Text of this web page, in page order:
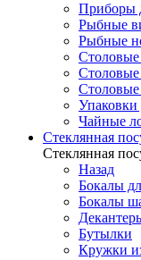
Приборы
Рыбные
Рыбные
Упаковки
Чайные
Стеклянная
Стеклянная
Назад
Бокалы
Бокалы
Бутылки
Кружки